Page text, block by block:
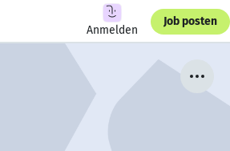
Anmelden
Job posten